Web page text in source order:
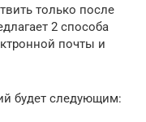
только после
2 способа
почты и
будет следующим: